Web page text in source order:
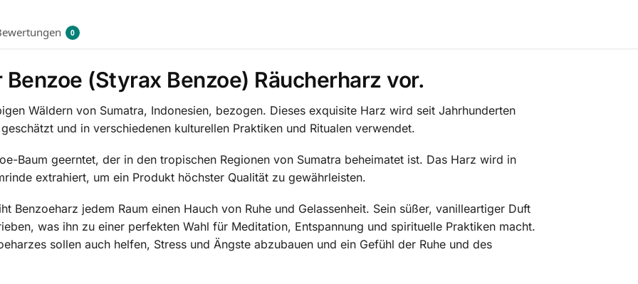
0
(Styrax Benzoe) Räucherharz vor.
Wäldern von Sumatra, Indonesien, bezogen. Dieses exquisite Harz wird seit Jahrhunderten
und in verschiedenen kulturellen Praktiken und Ritualen verwendet.
Baum geerntet, der in den tropischen Regionen von Sumatra beheimatet ist. Das Harz wird in
extrahiert, um ein Produkt höchster Qualität zu gewährleisten.
Benzoeharz jedem Raum einen Hauch von Ruhe und Gelassenheit. Sein süßer, vanilleartiger Duft
was ihn zu einer perfekten Wahl für Meditation, Entspannung und spirituelle Praktiken macht.
sollen auch helfen, Stress und Ängste abzubauen und ein Gefühl der Ruhe und des